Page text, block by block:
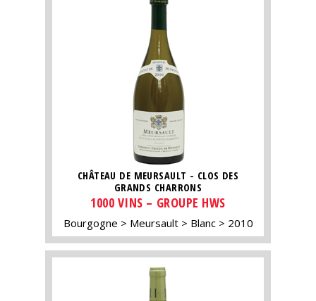
CHÂTEAU DE MEURSAULT - CLOS DES
GRANDS CHARRONS
1000 VINS – GROUPE HWS
Bourgogne Meursault Blanc 2010